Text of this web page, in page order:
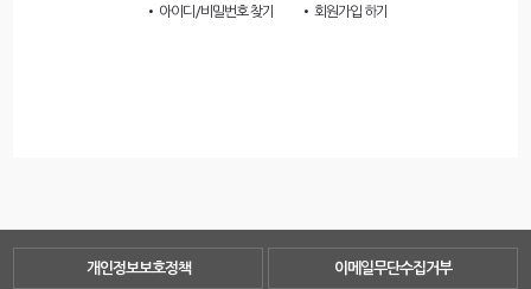
• 아이디/비밀번호 찾기 • 회원가입 하기
개인정보보호정책 이메일무단수집거부